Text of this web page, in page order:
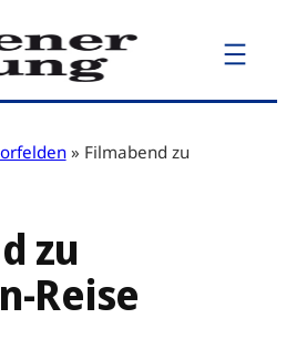
» Filmabend zu
zu
Reise